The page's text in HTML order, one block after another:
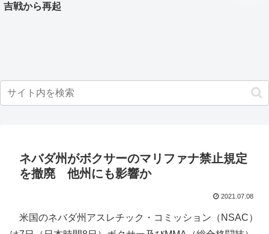
吉戦から再起
ネバダ州がボクサーのマリファナ禁止規定
を撤廃 他州にも影響か
2021.07.08
米国のネバダ州アスレチック・コミッション（NSAC）